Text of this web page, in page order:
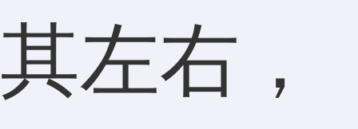
其左右，